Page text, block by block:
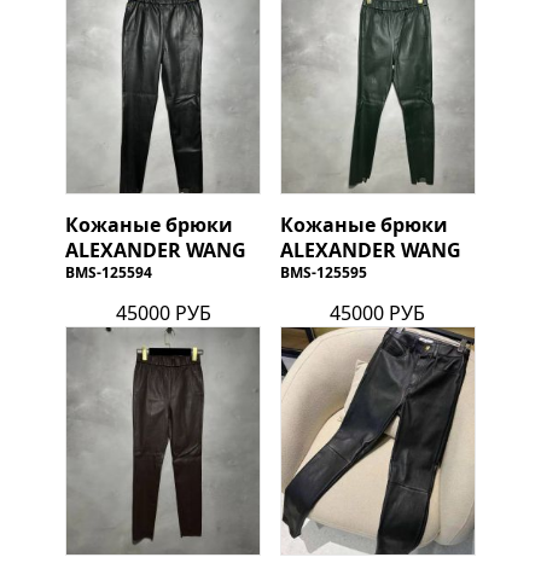
Кожаные брюки
ALEXANDER WANG
BMS-125594
45000 РУБ
Кожаные брюки
ALEXANDER WANG
BMS-125595
45000 РУБ